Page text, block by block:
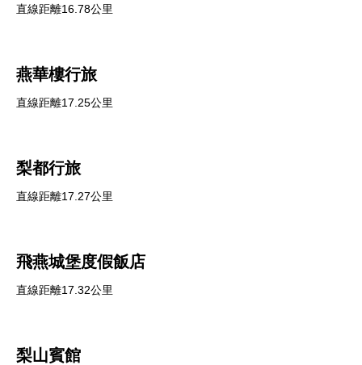
直線距離16.78公里
燕華樓行旅
直線距離17.25公里
梨都行旅
直線距離17.27公里
飛燕城堡度假飯店
直線距離17.32公里
梨山賓館